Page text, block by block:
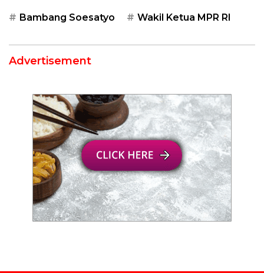
Bambang Soesatyo Wakil Ketua MPR RI
Advertisement